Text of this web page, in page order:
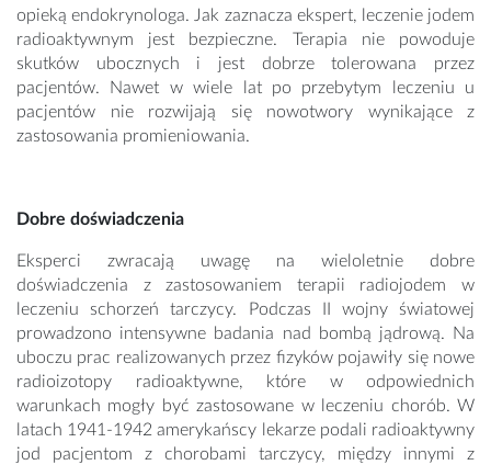
opieką endokrynologa. Jak zaznacza ekspert, leczenie jodem
radioaktywnym jest bezpieczne. Terapia nie powoduje
skutków ubocznych i jest dobrze tolerowana przez
pacjentów. Nawet w wiele lat po przebytym leczeniu u
pacjentów nie rozwijają się nowotwory wynikające z
zastosowania promieniowania.
Dobre doświadczenia
Eksperci zwracają uwagę na wieloletnie dobre
doświadczenia z zastosowaniem terapii radiojodem w
leczeniu schorzeń tarczycy. Podczas II wojny światowej
prowadzono intensywne badania nad bombą jądrową. Na
uboczu prac realizowanych przez fizyków pojawiły się nowe
radioizotopy radioaktywne, które w odpowiednich
warunkach mogły być zastosowane w leczeniu chorób. W
latach 1941-1942 amerykańscy lekarze podali radioaktywny
jod pacjentom z chorobami tarczycy, między innymi z